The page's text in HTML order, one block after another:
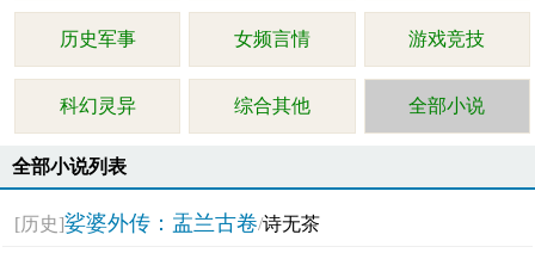
历史军事 女频言情 游戏竞技
科幻灵异 综合其他 全部小说
全部小说列表
[历史]娑婆外传：盂兰古卷/诗无茶